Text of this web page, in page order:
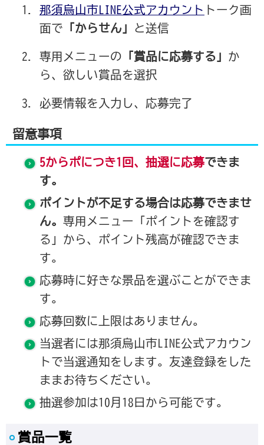
那須烏山市LINE公式アカウント トーク画
面で 「からせん」 と送信
専用メニューの 「賞品に応募する」 か
ら、欲しい賞品を選択
必要情報を入力し、応募完了
留意事項
5からポにつき1回、抽選に応募できま
す。
ポイントが不足する場合は応募できませ
ん。 専用メニュー「ポイントを確認す
る」から、ポイント残高が確認できま
す。
応募時に好きな景品を選ぶことができま
す。
応募回数に上限はありません。
当選者には那須烏山市LINE公式アカウン
トで当選通知をします。友達登録をした
ままお待ちください。
抽選参加は10月18日から可能です。
賞品一覧